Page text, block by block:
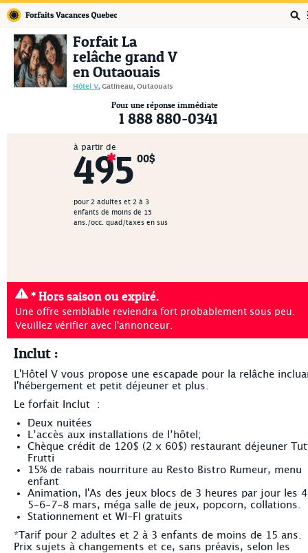
Forfait La
relâche grand V
en Outaouais
Hôtel V, Gatineau, Outaouais
Pour une réponse immédiate
1 888 880-0341
à partir de
495 00$
pour 2 adultes et 2 à 3
enfants de moins de 15
ans./occ. quad/taxes en sus
* Hors saison ou expiré.
Une offre semblable reviendra fort probablement sous peu.
Veuillez vérifier avec l'annonceur.
Inclut :
L'Hôtel V vous propose une escapade pour la relâche
l'hébergement et petit déjeuner et plus.
Le forfait Inclut :
Deux nuitées
L’accès aux installations de l’hôtel;
Chèque crédit de 120$ (2 x 60$) restaurant déjeuner
Frutti
15% de rabais nourriture au Resto Bistro Rumeur, menu
enfant
Animation, l'As des jeux blocs de 3 heures par jour les
5-6-7-8 mars, méga salle de jeux, popcorn, collations.
Stationnement et WI-FI gratuits
*Tarif pour 2 adultes et 2 à 3 enfants de moins de 15 ans.
Prix sujets à changements et ce, sans préavis, selon les